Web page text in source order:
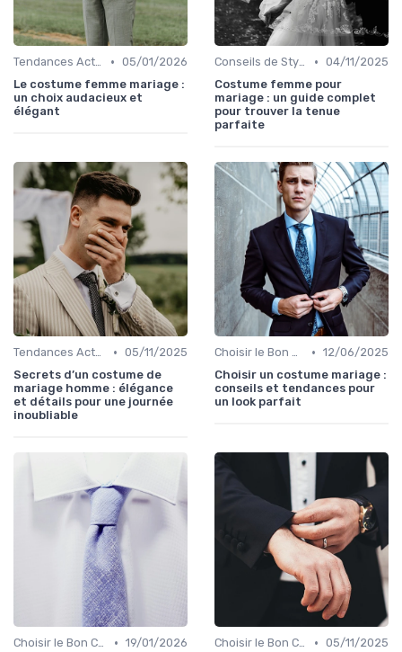
Tendances Actuelles • 05/01/2026
Le costume femme mariage :
un choix audacieux et
élégant
Conseils de Style et d'Accessoires • 04/11/2025
Costume femme pour
mariage : un guide complet
pour trouver la tenue
parfaite
Tendances Actuelles • 05/11/2025
Secrets d’un costume de
mariage homme : élégance
et détails pour une journée
inoubliable
Choisir le Bon Costume • 12/06/2025
Choisir un costume mariage :
conseils et tendances pour
un look parfait
Choisir le Bon Costume • 19/01/2026
Choisir le Bon Costume • 05/11/2025